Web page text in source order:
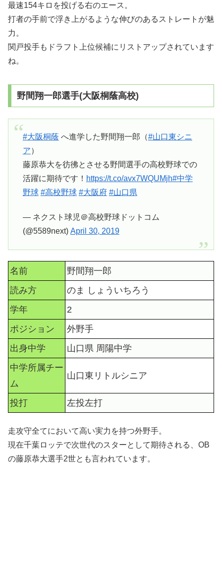
最速154キロを投げる右のエース。
打者の手前で浮き上がるような伸びのあるストレートが魅
力。
関戸投手もドラフト上位候補にリストアップされています
ね。
野間翔一郎選手(大阪桐蔭高校)
#大阪桐蔭 へ進学した野間翔一郎（#山口東シニ
ア）
藤原恭大を彷彿とさせる野間選手の高校野球での
活躍に期待です！ https://t.co/avx7WQUMjh#中学
野球 #高校野球 #大阪府 #山口県
— ネクスト球児＠高校野球ドットコム
(@5589next) April 30, 2019
名前
野間翔一郎
読み方
のま しょういちろう
学年
2
ポジション
外野手
出身中学
山口県 周陽中学
中学所属チー
ム
山口東リトルシニア
投打 左投左打
走攻守全てにおいて高い実力を持つ外野手。
現在千葉ロッテで次世代のスターとして期待される、OB
の藤原恭大選手2世とも言われています。